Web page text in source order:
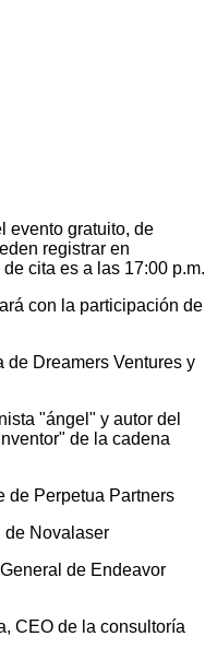
evento gratuito, de
registrar en
cita es a las 17:00 p.m.
con la participación de
Dreamers Ventures y
"ángel" y autor del
de la cadena
Perpetua Partners
Novalaser
de Endeavor
de la consultoría